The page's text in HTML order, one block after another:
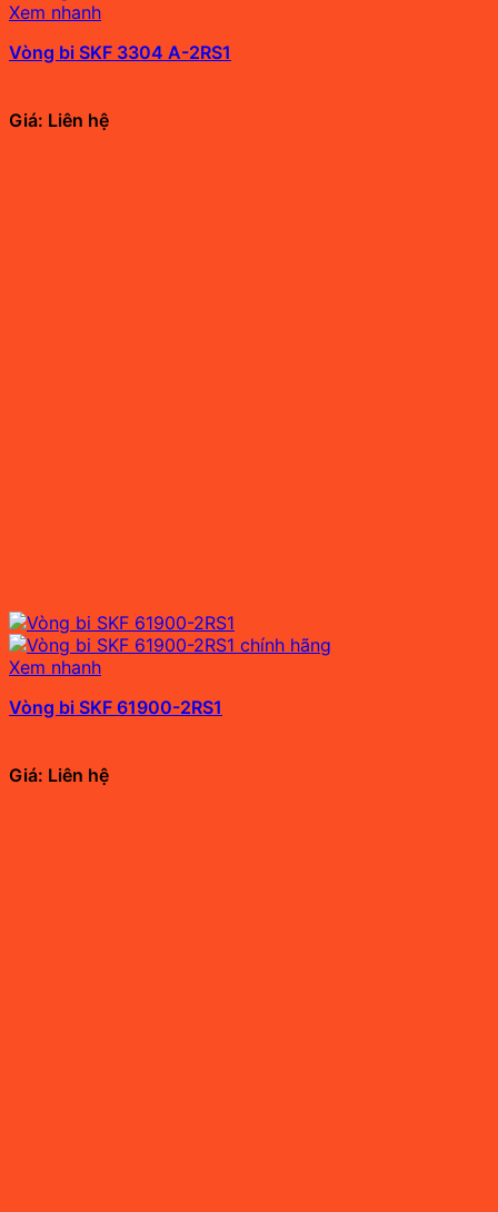
Xem nhanh
Vòng bi SKF 3304 A-2RS1
Giá: Liên hệ
Xem nhanh
Vòng bi SKF 61900-2RS1
Giá: Liên hệ